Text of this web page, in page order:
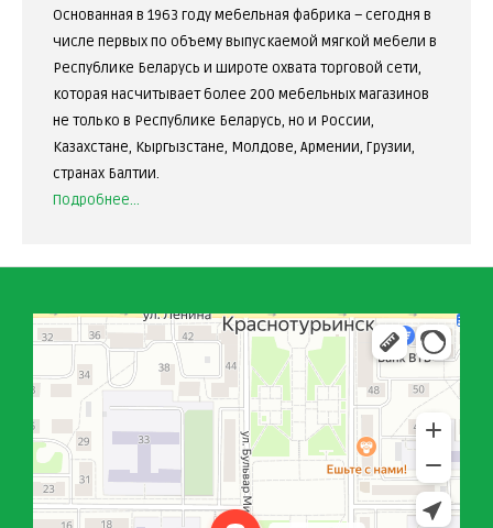
Основанная в 1963 году мебельная фабрика – сегодня в
числе первых по объему выпускаемой мягкой мебели в
Республике Беларусь и широте охвата торговой сети,
которая насчитывает более 200 мебельных магазинов
не только в Республике Беларусь, но и России,
Казахстане, Кыргызстане, Молдове, Армении, Грузии,
странах Балтии.
Подробнее...
БелМебель
Магазин мебели в Краснотурьинске
Мебель для спальни в Краснотурьинске